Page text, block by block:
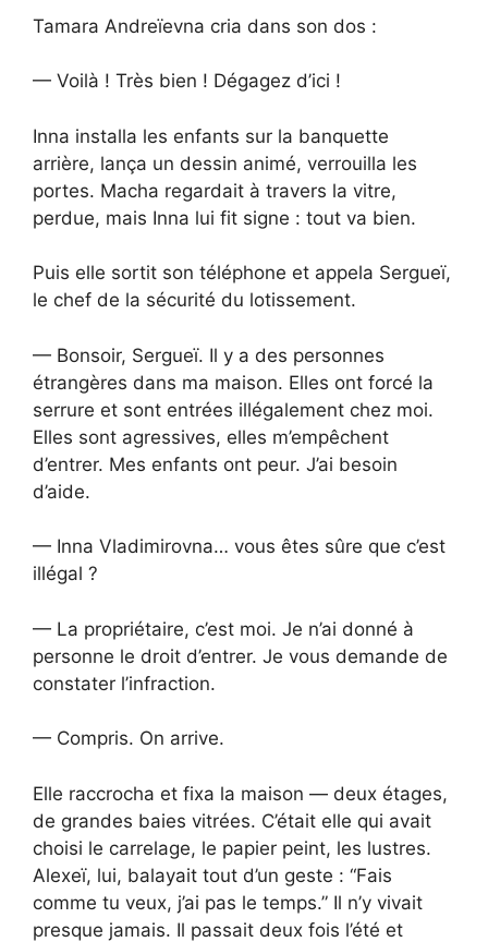
Tamara Andreïevna cria dans son dos :
— Voilà ! Très bien ! Dégagez d’ici !
Inna installa les enfants sur la banquette
arrière, lança un dessin animé, verrouilla les
portes. Macha regardait à travers la vitre,
perdue, mais Inna lui fit signe : tout va bien.
Puis elle sortit son téléphone et appela Sergueï,
le chef de la sécurité du lotissement.
— Bonsoir, Sergueï. Il y a des personnes
étrangères dans ma maison. Elles ont forcé la
serrure et sont entrées illégalement chez moi.
Elles sont agressives, elles m’empêchent
d’entrer. Mes enfants ont peur. J’ai besoin
d’aide.
— Inna Vladimirovna… vous êtes sûre que c’est
illégal ?
— La propriétaire, c’est moi. Je n’ai donné à
personne le droit d’entrer. Je vous demande de
constater l’infraction.
— Compris. On arrive.
Elle raccrocha et fixa la maison — deux étages,
de grandes baies vitrées. C’était elle qui avait
choisi le carrelage, le papier peint, les lustres.
Alexeï, lui, balayait tout d’un geste : “Fais
comme tu veux, j’ai pas le temps.” Il n’y vivait
presque jamais. Il passait deux fois l’été et